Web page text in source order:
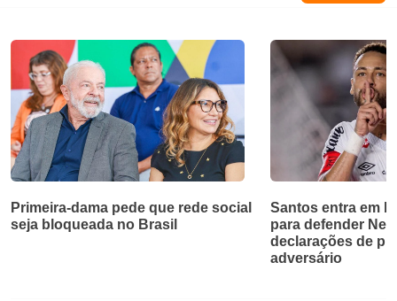
Primeira-dama pede que rede social
seja bloqueada no Brasil
Santos entra em
para defender
declarações de
adversário